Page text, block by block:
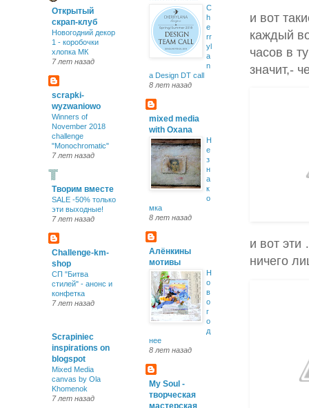
и вот
каждый
часов в
значит,-
и вот
ничего
Открытый
скрап-клуб
Новогодний декор
1 - коробочки
хлопка МК
7 лет назад
scrapki-
wyzwaniowo
Winners of
November 2018
challenge
"Monochromatic"
7 лет назад
Творим вместе
SALE -50% только
эти выходные!
7 лет назад
Challenge-km-
shop
СП "Битва
стилей" - анонс и
конфетка
7 лет назад
Scrapiniec
inspirations on
blogspot
Mixed Media
canvas by Ola
Khomenok
7 лет назад
C
h
e
rr
yl
a
n
a Design DT call
8 лет назад
mixed media
with Oxana
Н
е
з
н
а
к
о
мка
8 лет назад
Алёнкины
мотивы
Н
о
в
о
г
о
д
нее
8 лет назад
My Soul -
творческая
мастерская